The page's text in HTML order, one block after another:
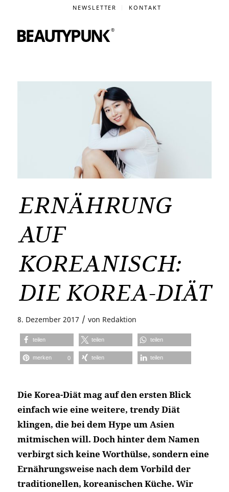
NEWSLETTER KONTAKT
ERNÄHRUNG
AUF
KOREANISCH:
DIE KOREA-DIÄT
8. Dezember 2017 / von Redaktion
teilen teilen teilen
merken 0 teilen teilen
Die Korea-Diät mag auf den ersten Blick
einfach wie eine weitere, trendy Diät
klingen, die bei dem Hype um Asien
mitmischen will. Doch hinter dem Namen
verbirgt sich keine Worthülse, sondern eine
Ernährungsweise nach dem Vorbild der
traditionellen, koreanischen Küche. Wir